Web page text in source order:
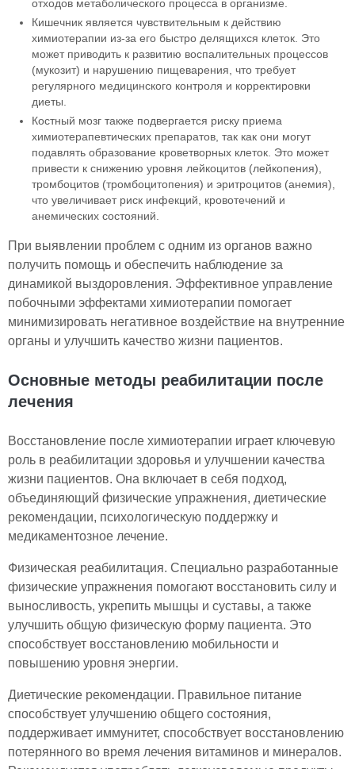
отходов метаболического процесса в организме.
Кишечник является чувствительным к действию
химиотерапии из-за его быстро делящихся клеток. Это
может приводить к развитию воспалительных процессов
(мукозит) и нарушению пищеварения, что требует
регулярного медицинского контроля и корректировки
диеты.
Костный мозг также подвергается риску приема
химиотерапевтических препаратов, так как они могут
подавлять образование кроветворных клеток. Это может
привести к снижению уровня лейкоцитов (лейкопения),
тромбоцитов (тромбоцитопения) и эритроцитов (анемия),
что увеличивает риск инфекций, кровотечений и
анемических состояний.
При выявлении проблем с одним из органов важно
получить помощь и обеспечить наблюдение за
динамикой выздоровления. Эффективное управление
побочными эффектами химиотерапии помогает
минимизировать негативное воздействие на внутренние
органы и улучшить качество жизни пациентов.
Основные методы реабилитации после
лечения
Восстановление после химиотерапии играет ключевую
роль в реабилитации здоровья и улучшении качества
жизни пациентов. Она включает в себя подход,
объединяющий физические упражнения, диетические
рекомендации, психологическую поддержку и
медикаментозное лечение.
Физическая реабилитация. Специально разработанные
физические упражнения помогают восстановить силу и
выносливость, укрепить мышцы и суставы, а также
улучшить общую физическую форму пациента. Это
способствует восстановлению мобильности и
повышению уровня энергии.
Диетические рекомендации. Правильное питание
способствует улучшению общего состояния,
поддерживает иммунитет, способствует восстановлению
потерянного во время лечения витаминов и минералов.